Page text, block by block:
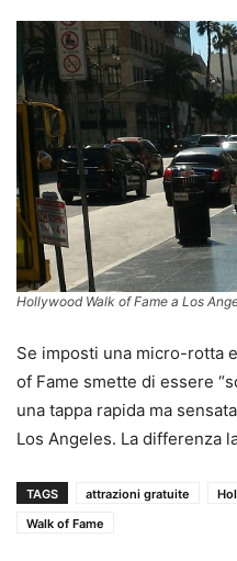
Hollywood Walk of Fame a Los
Se imposti una micro-rotta
of Fame smette di essere
una tappa rapida ma
Los Angeles. La differenza
TAGS attrazioni gratuite
Walk of Fame